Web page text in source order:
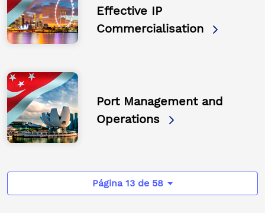
Effective IP
Commercialisation
Port Management and
Operations
Página 13 de 58